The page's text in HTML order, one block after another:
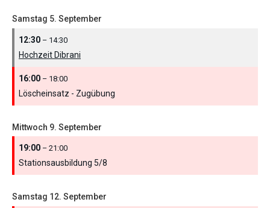
Samstag 5. September
12:30 – 14:30
Hochzeit Dibrani
16:00 – 18:00
Löscheinsatz - Zugübung
Mittwoch 9. September
19:00 – 21:00
Stationsausbildung 5/8
Samstag 12. September